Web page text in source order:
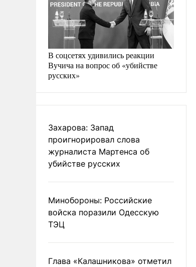
В соцсетях удивились реакции
Вучича на вопрос об «убийстве
русских»
Захарова: Запад
проигнорировал слова
журналиста Мартенса об
убийстве русских
Минобороны: Российские
войска поразили Одесскую
ТЭЦ
Глава «Калашникова» отметил